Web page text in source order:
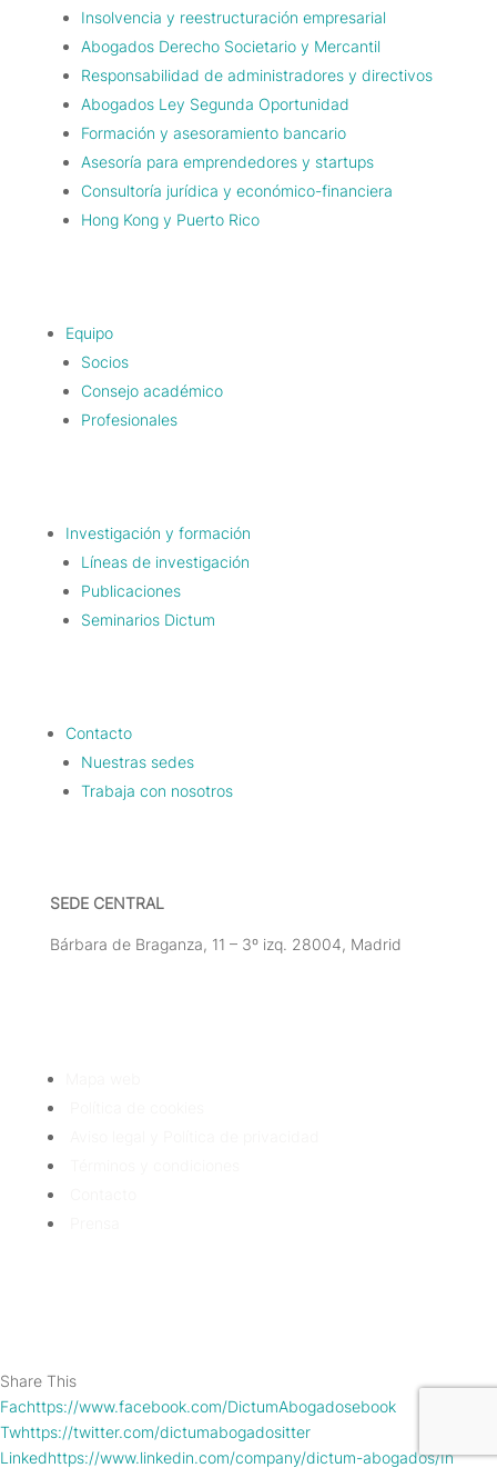
Insolvencia y reestructuración empresarial
Abogados Derecho Societario y Mercantil
Responsabilidad de administradores y directivos
Abogados Ley Segunda Oportunidad
Formación y asesoramiento bancario
Asesoría para emprendedores y startups
Consultoría jurídica y económico-financiera
Hong Kong y Puerto Rico
Equipo
Socios
Consejo académico
Profesionales
Investigación y formación
Líneas de investigación
Publicaciones
Seminarios Dictum
Contacto
Nuestras sedes
Trabaja con nosotros
SEDE CENTRAL
Bárbara de Braganza, 11 – 3º izq. 28004, Madrid
Share This
Fachttps://www.facebook.com/DictumAbogadosebook
Twhttps://twitter.com/dictumabogadositter
Linkedhttps://www.linkedin.com/company/dictum-abogados/In